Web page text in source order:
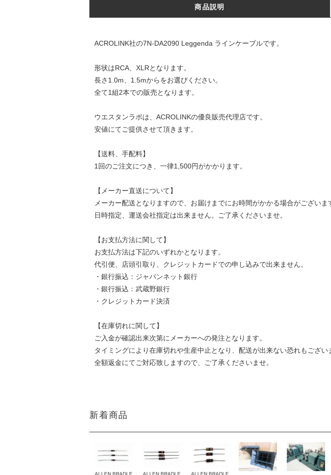
商品説明
ACROLINK社の7N-DA2090 Leggenda ラインケーブルです。
形状はRCA、XLRとなります。
長さ1.0m、1.5mからをお選びください。
全て1組2本での販売となります。
ウエスタンラボは、ACROLINKの優良販売代理店です。
安値にてご提供させて頂きます。
【送料、手配料】
1回のご注文につき、一律1,500円がかかります。
【メーカー直送について】
メーカー配送となりますので、お届けまでにお時間がかかる場合がございま
日時指定、運送会社指定は出来ません。ご了承くださいませ。
【お支払方法に関して】
お支払方法は下記のいずれかとなります。
代引便、店頭引取り、クレジットカードでの申し込みで出来ません。
・銀行振込：ジャパンネット銀行
・銀行振込：武蔵野銀行
・クレジットカード決済
【在庫切れに関して】
ご入金が確認出来次第にメーカーへの発注となります。
タイミングにより在庫切れや生産中止となり、配送が出来ない恐れもござい
全額返金にてご対応致しますので、ご了承くださいませ。
新着商品
ALLEN BRADLE
ALLEN BRADLE
ALLEN BRADLE